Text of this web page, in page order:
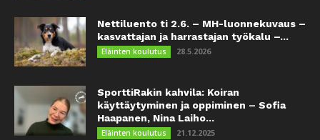
Nettiluento ti 2.6. – MH-luonnekuvaus –
kasvattajan ja harrastajan työkalu –...
Eläinten koulutus 28.5.2026
SporttiRakin kahvila: Koiran
käyttäytyminen ja oppiminen – Sofia
Haapanen, Nina Laiho...
Eläinten koulutus 21.12.2025